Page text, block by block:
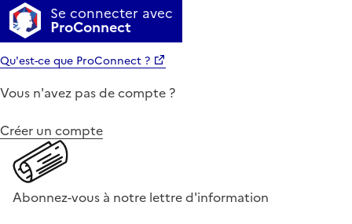
Se connecter avec
ProConnect
Qu'est-ce que ProConnect ?
Vous n'avez pas de compte ?
Créer un compte
Abonnez-vous à notre lettre d'information